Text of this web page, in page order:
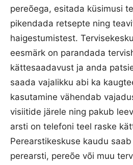
pereõega, esitada küsimusi
pikendada retsepte ning
haigestumistest.
eesmärk on parandada
kättesaadavust ja anda
saada vajalikku abi ka
kasutamine vähendab
visiitide järele ning pakub
arsti on telefoni teel raske
Perearstikeskuse kaudu
perearsti, pereõe või muu